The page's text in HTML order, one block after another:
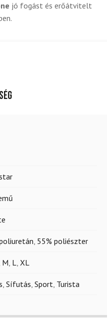
jó fogást és erőátvitelt
, 55% poliészter
M, L, XL
, Sífutás, Sport, Turista